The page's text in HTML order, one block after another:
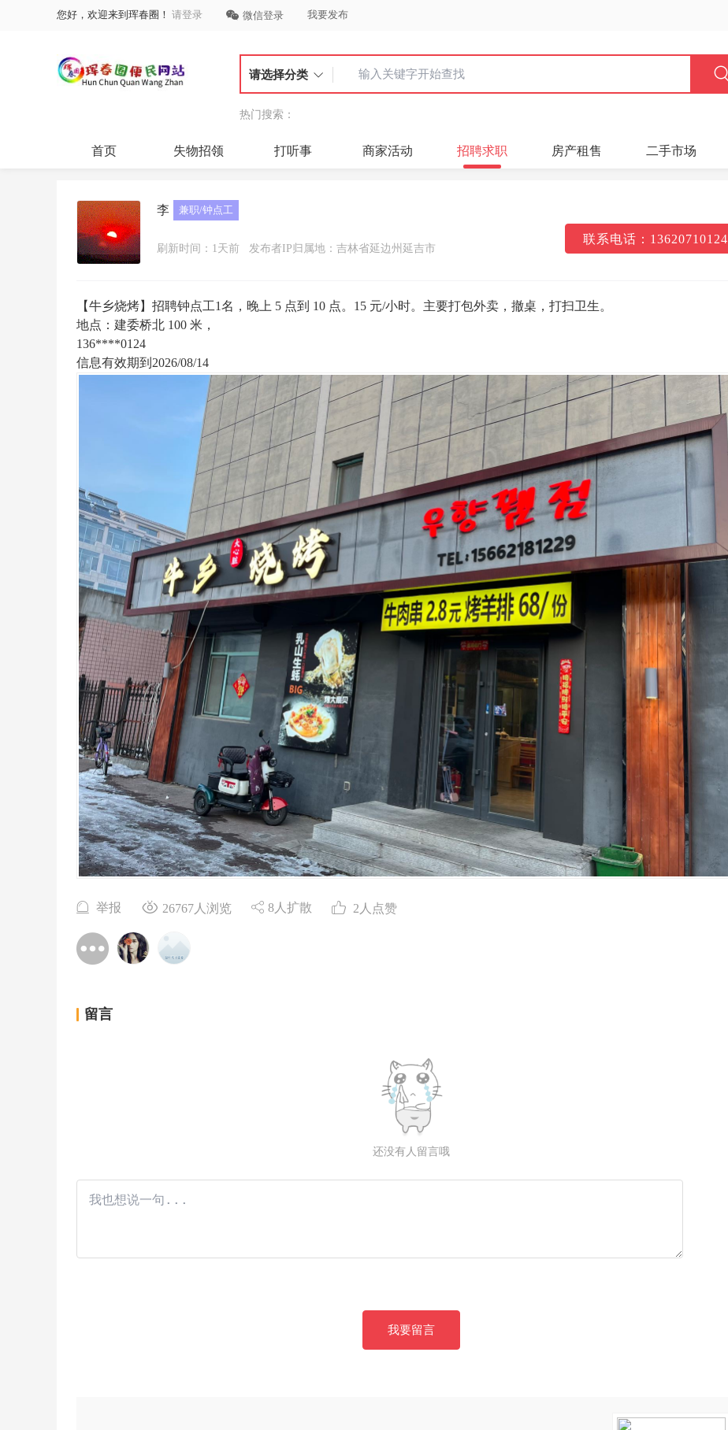
您好，欢迎来到珲春圈！ 请登录 微信登录 我要发布
请选择分类
热门搜索：
首页 失物招领 打听事 商家活动 招聘求职 房产租售 二手市场
李 兼职/钟点工
刷新时间：1天前 发布者IP归属地：吉林省延边州延吉市
联系电话：13620710124
【牛乡烧烤】招聘钟点工1名，晚上 5 点到 10 点。15 元/小时。主要打包外卖，撤桌，打扫卫生。
地点：建委桥北 100 米，
136****0124
信息有效期到2026/08/14
举报 26767人浏览 8人扩散 2 人点赞
留言
还没有人留言哦
我要留言